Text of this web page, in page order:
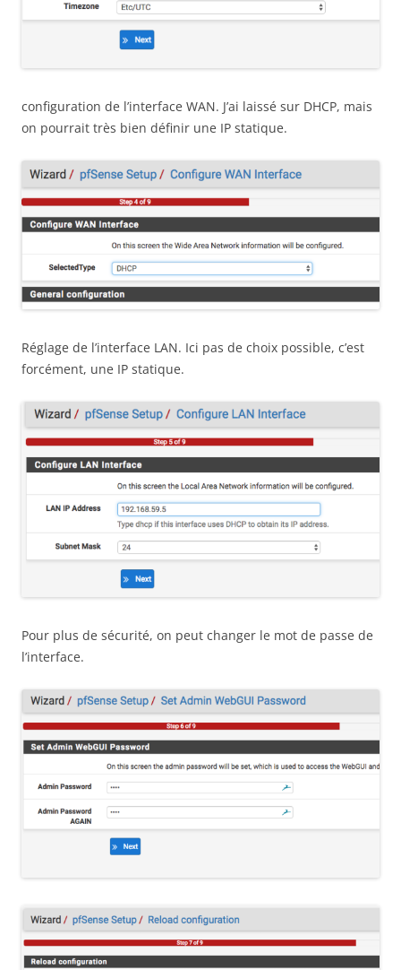
configuration de l’interface WAN. J’ai laissé sur DHCP, mais
on pourrait très bien définir une IP statique.
Réglage de l’interface LAN. Ici pas de choix possible, c’est
forcément, une IP statique.
Pour plus de sécurité, on peut changer le mot de passe de
l’interface.